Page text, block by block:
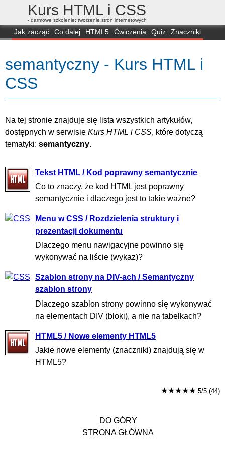
Kurs HTML i CSS
- darmowe szkolenie: tworzenie stron internetowych
Jak zacząć Co dalej HTML5 Ćwiczenia Quiz
Znaczniki
FAQ
Przeglądarki Mapa FORUM
semantyczny - Kurs HTML i
CSS
Na tej stronie znajduje się lista wszystkich artykułów,
dostępnych w serwisie Kurs HTML i CSS, które dotyczą
tematyki: semantyczny.
Tekst HTML / Kod poprawny semantycznie
Co to znaczy, że kod HTML jest poprawny
semantycznie i dlaczego jest to takie ważne?
Menu w CSS / Rozdzielenia struktury i
prezentacji dokumentu
Dlaczego menu nawigacyjne powinno się
wykonywać na liście (wykaz)?
Szablon strony na DIV-ach / Semantyczny
szablon strony
Dlaczego szablon strony powinno się wykonywać
na elementach DIV (bloki), a nie na tabelkach?
HTML5 / Nowe elementy HTML5
Jakie nowe elementy (znaczniki) znajdują się w
HTML5?
★★★★★ 5/5 (44)
DO GÓRY
STRONA GŁÓWNA